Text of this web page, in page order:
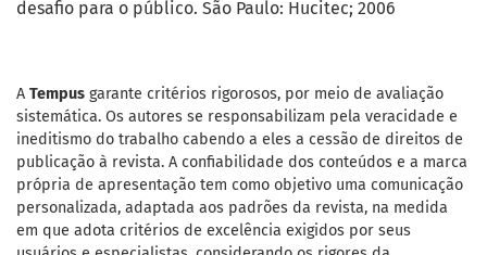
desafio para o público. São Paulo: Hucitec; 2006
A Tempus garante critérios rigorosos, por meio de avaliação
sistemática. Os autores se responsabilizam pela veracidade e
ineditismo do trabalho cabendo a eles a cessão de direitos de
publicação à revista. A confiabilidade dos conteúdos e a marca
própria de apresentação tem como objetivo uma comunicação
personalizada, adaptada aos padrões da revista, na medida
em que adota critérios de excelência exigidos por seus